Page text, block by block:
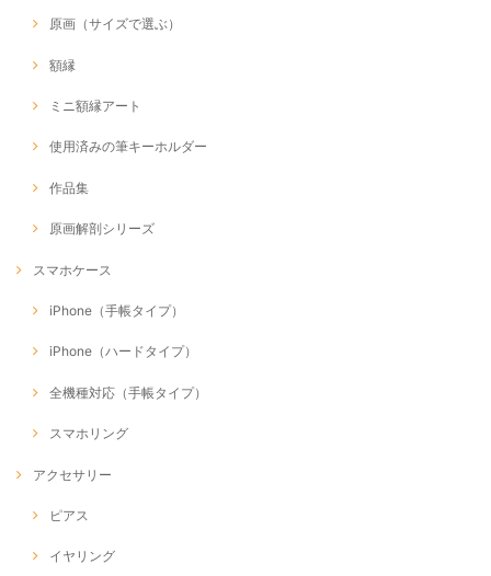
原画（サイズで選ぶ）
額縁
ミニ額縁アート
使用済みの筆キーホルダー
作品集
原画解剖シリーズ
スマホケース
iPhone（手帳タイプ）
iPhone（ハードタイプ）
全機種対応（手帳タイプ）
スマホリング
アクセサリー
ピアス
イヤリング